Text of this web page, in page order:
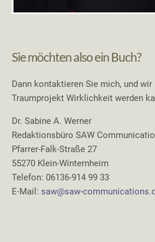
Sie möchten also ein Buch?
Dann kontaktieren Sie mich, und
Traumprojekt Wirklichkeit werden
Dr. Sabine A. Werner
Redaktionsbüro SAW
Pfarrer-Falk-Straße 27
55270 Klein-Winternheim
Telefon: 06136-914 99 33
E-Mail: saw@saw-